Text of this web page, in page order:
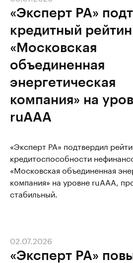
«Эксперт РА»
кредитный
«Московская
объединенная
энергетическая
компания» на
ruААА
«Эксперт РА» подтвердил
кредитоспособности
«Московская объединенная
компания» на уровне ruААА,
стабильный.
«Эксперт РА»
02.07.2026